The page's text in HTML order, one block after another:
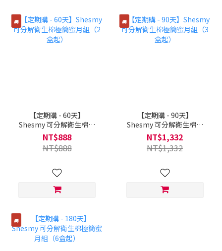
🚚
【定期購 - 60天】
Shesmy 可分解衛生棉極
簡蜜月組（2盒起）
NT$888
NT$888
🚚
【定期購 - 90天】
Shesmy 可分解衛生棉極
簡蜜月組（3盒起）
NT$1,332
NT$1,332
🚚